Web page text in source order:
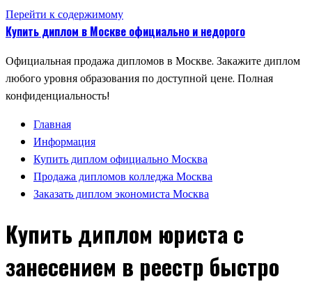
Перейти к содержимому
Купить диплом в Москве официально и недорого
Официальная продажа дипломов в Москве. Закажите диплом
любого уровня образования по доступной цене. Полная
конфиденциальность!
Главная
Информация
Купить диплом официально Москва
Продажа дипломов колледжа Москва
Заказать диплом экономиста Москва
Купить диплом юриста с
занесением в реестр быстро